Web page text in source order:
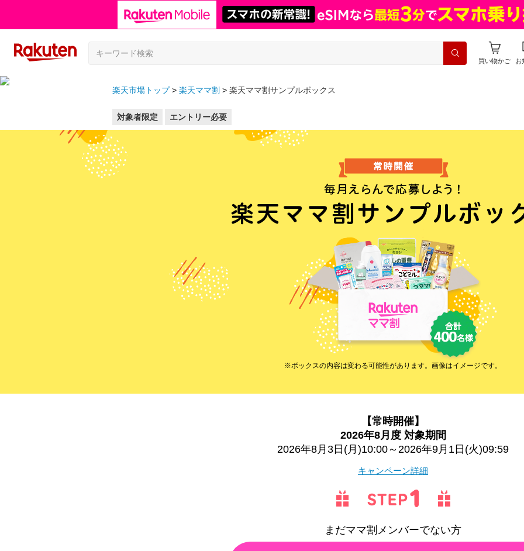
買い物かご お
楽天市場トップ 楽天ママ割 楽天ママ割サンプルボックス
対象者限定 エントリー必要
※ボックスの内容は変わる可能性があります。画像はイメージです。
【常時開催】
2026年8月度 対象期間
2026年8月3日(月)10:00～2026年9月1日(火)09:59
キャンペーン詳細
まだママ割メンバーでない方